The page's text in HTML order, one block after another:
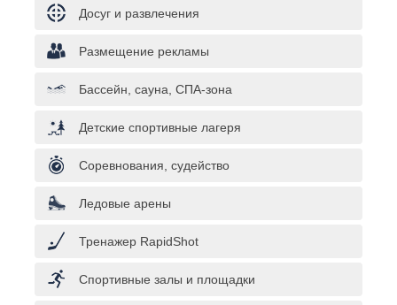
Досуг и развлечения
Размещение рекламы
Бассейн, сауна, СПА-зона
Детские спортивные лагеря
Соревнования, судейство
Ледовые арены
Тренажер RapidShot
Спортивные залы и площадки